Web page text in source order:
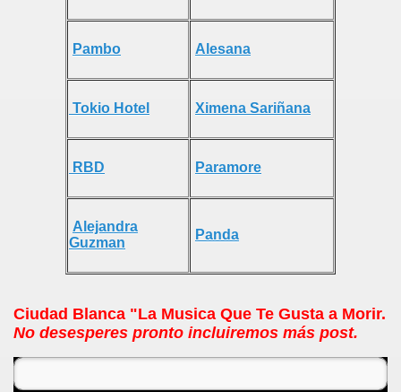
Pambo Alesana
Tokio Hotel Ximena Sariñana
RBD Paramore
Alejandra
Guzman
Panda
Ciudad Blanca "La Musica Que Te Gusta a Morir.
No desesperes pronto incluiremos más post.